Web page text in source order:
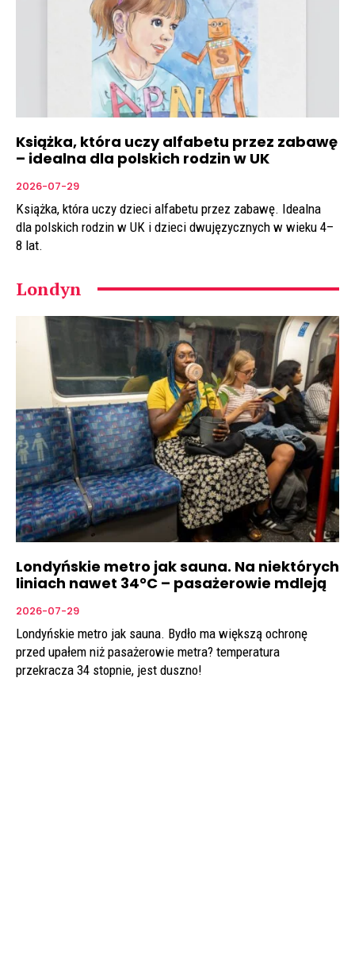
Książka, która uczy alfabetu przez zabawę
– idealna dla polskich rodzin w UK
2026-07-29
Książka, która uczy dzieci alfabetu przez zabawę. Idealna
dla polskich rodzin w UK i dzieci dwujęzycznych w wieku 4–
8 lat.
Londyn
Londyńskie metro jak sauna. Na niektórych
liniach nawet 34°C – pasażerowie mdleją
2026-07-29
Londyńskie metro jak sauna. Bydło ma większą ochronę
przed upałem niż pasażerowie metra? temperatura
przekracza 34 stopnie, jest duszno!